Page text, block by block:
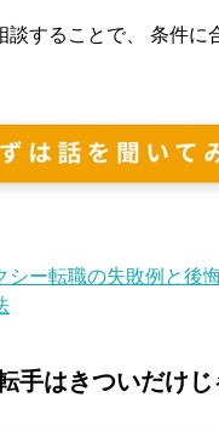
談することで、 条件に
シー転職の失敗例と後
手はきついだけ